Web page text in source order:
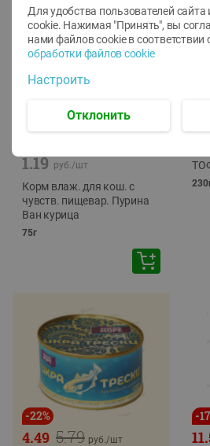
1.19 руб./шт
Корм влаж. для кош. с
чувств. пищевар. Пурина
Ван курица
75г
-22%
5.79
4.49 руб./шт
-17
Для удобства пользователей
cookie. Нажимая "Принять", вы
нами файлов cookie в соответствии
обработки файлов cookie
Настроить
Отклонить